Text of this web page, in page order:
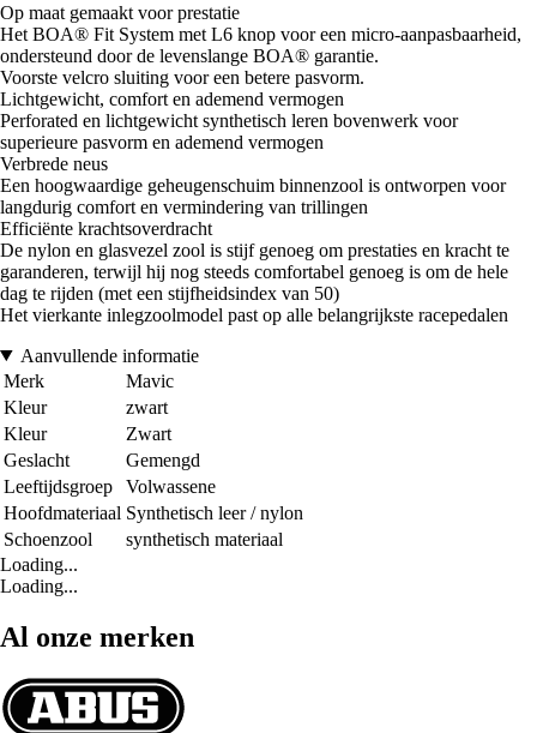
Op maat gemaakt voor prestatie
Het BOA® Fit System met L6 knop voor een micro-aanpasbaarheid,
ondersteund door de levenslange BOA® garantie.
Voorste velcro sluiting voor een betere pasvorm.
Lichtgewicht, comfort en ademend vermogen
Perforated en lichtgewicht synthetisch leren bovenwerk voor
superieure pasvorm en ademend vermogen
Verbrede neus
Een hoogwaardige geheugenschuim binnenzool is ontworpen voor
langdurig comfort en vermindering van trillingen
Efficiënte krachtsoverdracht
De nylon en glasvezel zool is stijf genoeg om prestaties en kracht te
garanderen, terwijl hij nog steeds comfortabel genoeg is om de hele
dag te rijden (met een stijfheidsindex van 50)
Het vierkante inlegzoolmodel past op alle belangrijkste racepedalen
Aanvullende informatie
Merk
Mavic
Kleur
zwart
Kleur
Zwart
Geslacht
Gemengd
Leeftijdsgroep
Volwassene
Hoofdmateriaal Synthetisch leer / nylon
Schoenzool
synthetisch materiaal
Loading...
Loading...
Al onze merken